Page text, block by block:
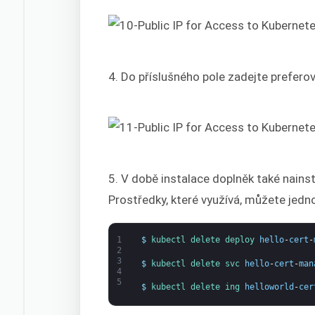
4. Do příslušného pole zadejte
5. V době instalace doplněk také
Prostředky, které využívá, můžete
1
2
3
4
5
$ kubectl delete deploy hello-cert -
$ kubectl delete svc hello-cert -
$ kubectl delete ing helloworld -